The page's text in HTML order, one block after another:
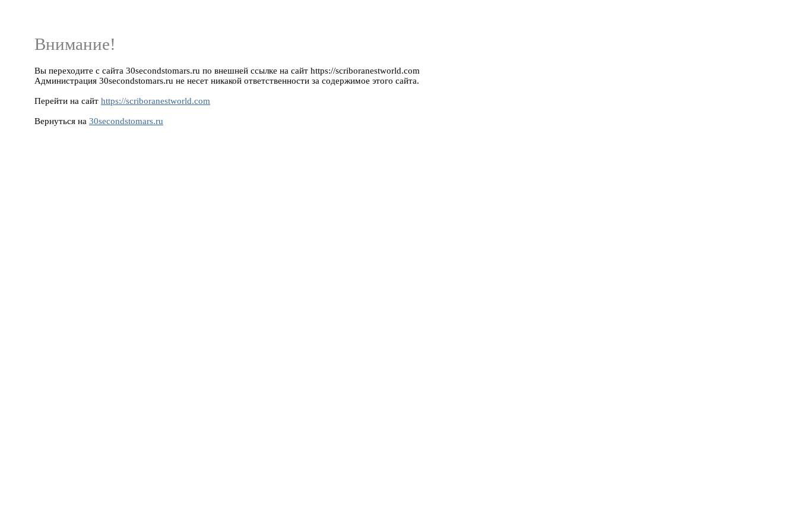
Внимание!
Вы переходите с сайта 30secondstomars.ru по внешней ссылке на сайт https://scriboranestworld.com
Администрация 30secondstomars.ru не несет никакой ответственности за содержимое этого сайта.
Перейти на сайт https://scriboranestworld.com
Вернуться на 30secondstomars.ru